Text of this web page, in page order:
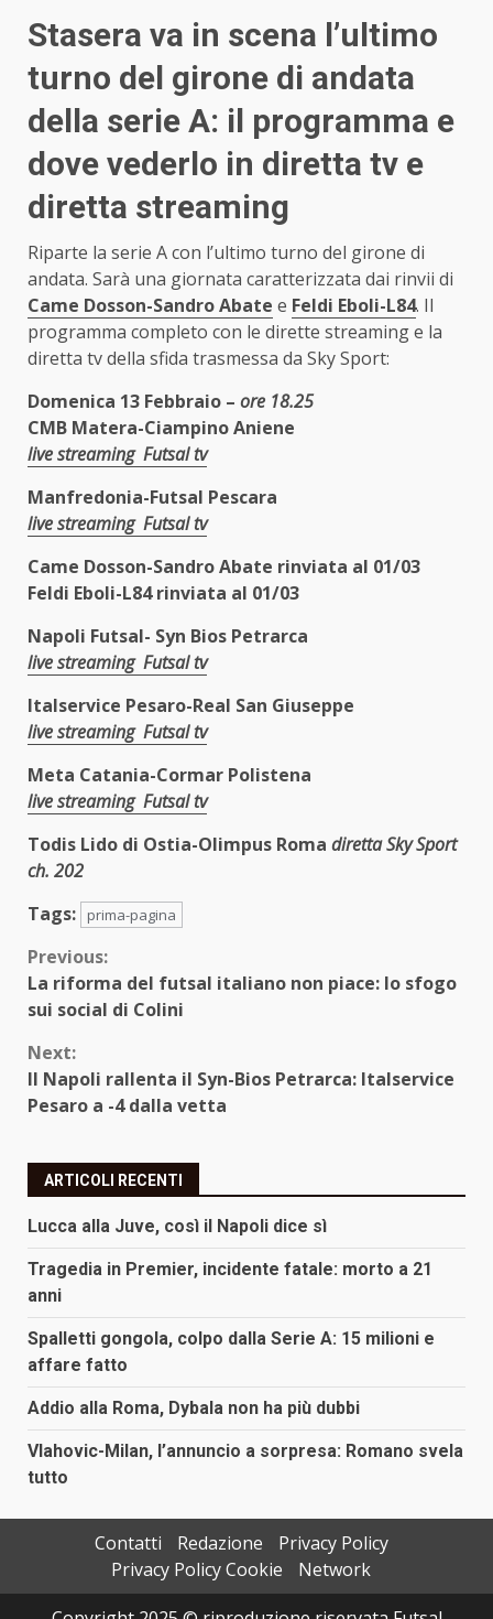
Stasera va in scena l’ultimo
turno del girone di andata
della serie A: il programma e
dove vederlo in diretta tv e
diretta streaming
Riparte la serie A con l’ultimo turno del girone di
andata. Sarà una giornata caratterizzata dai rinvii di
Came Dosson-Sandro Abate e Feldi Eboli-L84. Il
programma completo con le dirette streaming e la
diretta tv della sfida trasmessa da Sky Sport:
Domenica 13 Febbraio – ore 18.25
CMB Matera-Ciampino Aniene
live streaming Futsal tv
Manfredonia-Futsal Pescara
live streaming Futsal tv
Came Dosson-Sandro Abate rinviata al 01/03
Feldi Eboli-L84 rinviata al 01/03
Napoli Futsal- Syn Bios Petrarca
live streaming Futsal tv
Italservice Pesaro-Real San Giuseppe
live streaming Futsal tv
Meta Catania-Cormar Polistena
live streaming Futsal tv
Todis Lido di Ostia-Olimpus Roma diretta Sky Sport
ch. 202
Tags:
prima-pagina
Continue
Reading
Previous:
La riforma del futsal italiano non piace: lo sfogo
sui social di Colini
Next:
Il Napoli rallenta il Syn-Bios Petrarca: Italservice
Pesaro a -4 dalla vetta
ARTICOLI RECENTI
Lucca alla Juve, così il Napoli dice sì
Tragedia in Premier, incidente fatale: morto a 21
anni
Spalletti gongola, colpo dalla Serie A: 15 milioni e
affare fatto
Addio alla Roma, Dybala non ha più dubbi
Vlahovic-Milan, l’annuncio a sorpresa: Romano svela
tutto
Contatti Redazione
Privacy Policy
Privacy Policy Cookie
Network